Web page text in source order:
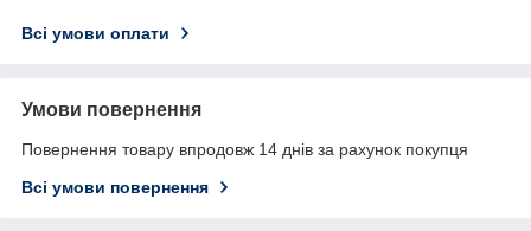
Всі умови оплати
Умови повернення
Повернення товару впродовж 14 днів за рахунок покупця
Всі умови повернення